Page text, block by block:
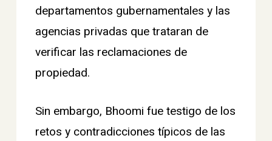
departamentos gubernamentales y las
agencias privadas que trataran de
verificar las reclamaciones de
propiedad.
Sin embargo, Bhoomi fue testigo de los
retos y contradicciones típicos de las